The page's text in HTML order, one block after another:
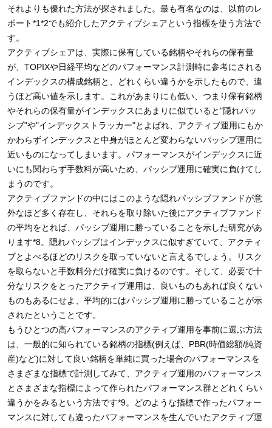
それよりも優れた方法が探されました。最も有名なのは、以前のレ
ポート*1*2でも紹介したアクティブシェアという指標を使う方法で
す。
アクティブシェアは、実際に保有している銘柄やそれらの保有量
が、TOPIXや日経平均などのパフォーマンス計測時に参考にされる
インデックスの構成銘柄と、どれくらい違うかを示したもので、違
うほど高い値を示します。これがあまりにも低い、つまり保有銘柄
やそれらの保有量がインデックスにあまりに似ていると"隠れパッ
シブ"や"インデックストラッカー"とよばれ、アクティブ運用にもか
かわらずインデックスと中身がほとんど変わらないパッシブ運用に
近いものになってしまいます。パフォーマンスがインデックスに近
いにも関わらず手数料が高いため、パッシブ運用に確実に負けてし
まうのです。
アクティブファンドの中にはこのような隠れパッシブファンドが意
外なほど多く存在し、それらを取り除いた後にアクティブファンド
の平均をとれば、パッシブ運用に勝っていることを示した研究があ
ります*8。隠れパッシブはインデックスに似すぎていて、アクティ
ブとよべるほどのリスクを取っていないと言えるでしょう。リスク
を取らないと手数料分だけ確実に負けるのです。そして、必要で十
分なリスクをとったアクティブ運用は、良いものもあれば良くない
ものもあるにせよ、平均的にはパッシブ運用に勝っていることが示
されたということです。
もうひとつの高パフォーマンスのアクティブ運用を事前に選ぶ方法
は、一般的に知られている銘柄の指標(例えば、PBR(時価総額/純資
産)など)に対して良い銘柄を単純に買った場合のパフォーマンスを
さまざまな指標で計測してみて、アクティブ運用のパフォーマンス
とさまざまな指標によって作られたパフォーマンス群とどれくらい
違うかをみるという方法です*9。どのような指標で作ったパフォー
マンスに対しても違ったパフォーマンスを生んでいたアクティブ運